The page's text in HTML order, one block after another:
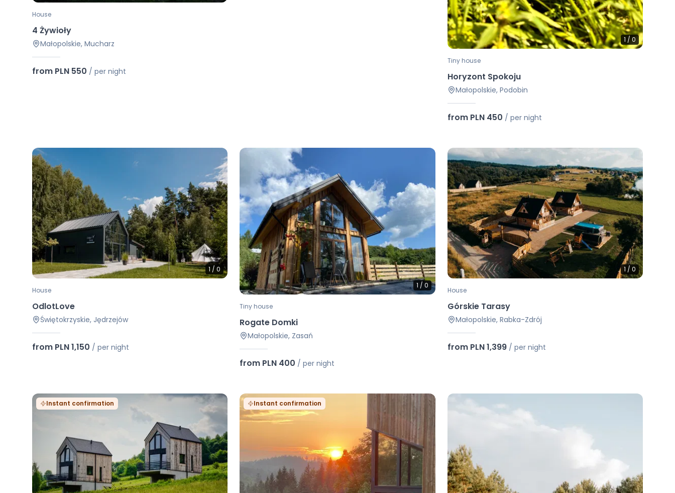
House
4 Żywioły
Małopolskie, Mucharz
from PLN 550 / per night
1 / 0
Tiny house
Horyzont Spokoju
Małopolskie, Podobin
from PLN 450 / per night
1 /0
House
OdlotLove
Świętokrzyskie, Jędrzejów
from PLN 1,150 / per night
1 / 0
Tiny house
Rogate Domki
Małopolskie, Zasań
from PLN 400 /per night
1 / 0
House
Górskie Tarasy
Małopolskie, Rabka-Zdrój
from PLN 1,399/ per night
Instant confirmation Instant confirmation